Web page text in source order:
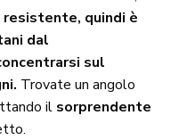
quindi è
dal
sul
Trovate un angolo
il sorprendente